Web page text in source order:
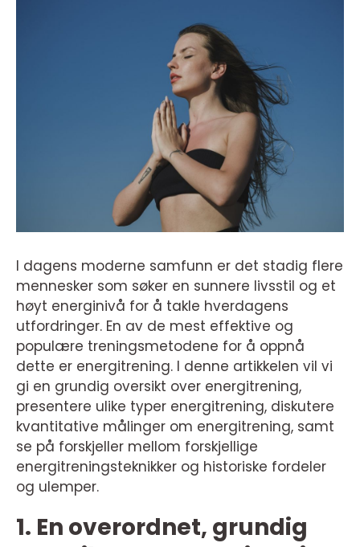
I dagens moderne samfunn er det stadig flere
mennesker som søker en sunnere livsstil og et
høyt energinivå for å takle hverdagens
utfordringer. En av de mest effektive og
populære treningsmetodene for å oppnå
dette er energitrening. I denne artikkelen vil vi
gi en grundig oversikt over energitrening,
presentere ulike typer energitrening, diskutere
kvantitative målinger om energitrening, samt
se på forskjeller mellom forskjellige
energitreningsteknikker og historiske fordeler
og ulemper.
1. En overordnet, grundig